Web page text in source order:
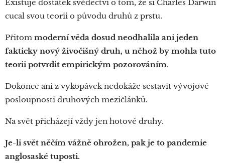
Existuje dostatek svědectví o tom, že si Charles Darwin
cucal svou teorii o původu druhů z prstu.
Přitom moderní věda dosud neodhalila ani jeden
fakticky nový živočišný druh, u něhož by mohla tuto
teorii potvrdit empirickým pozorováním.
Dokonce ani z vykopávek nedokáže sestavit vývojové
posloupnosti druhových mezičlánků.
Na svět přicházejí vždy jen hotové druhy.
Je-li svět něčím vážně ohrožen, pak je to pandemie
anglosaské tuposti.